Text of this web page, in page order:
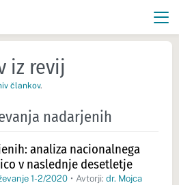
iz revij
člankov.
nadarjenih
analiza nacionalnega
v naslednje desetletje
1-2/2020 • Avtorji: dr. Mojca